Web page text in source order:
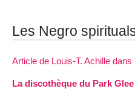
Les Negro
Article de Louis-T. Achille
La discothèque du Park